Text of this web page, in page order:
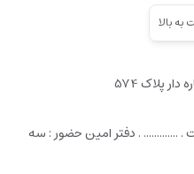
بالا
پلاک 574
. ............. . دفتر امین حضور : سه